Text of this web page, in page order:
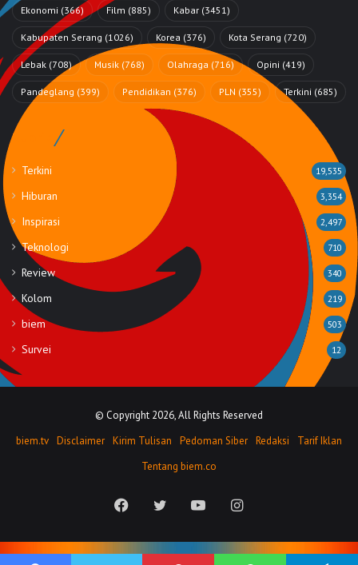
Ekonomi (366) Film (885) Kabar (3451)
Kabupaten Serang (1026) Korea (376) Kota Serang (720)
Lebak (708) Musik (768) Olahraga (716) Opini (419)
Pandeglang (399) Pendidikan (376) PLN (355) Terkini (685)
Rubrik
Terkini 19,535
Hiburan 3,354
Inspirasi 2,497
Teknologi 710
Review 340
Kolom 219
biem 503
Survei 12
© Copyright 2026, All Rights Reserved
biem.tv Disclaimer Kirim Tulisan Pedoman Siber Redaksi
Tarif Iklan
Tentang biem.co
FacebookTwitter YouTubeInstagram